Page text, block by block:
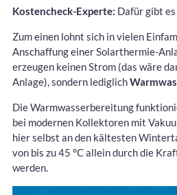
Kostencheck-Experte: Dafür gibt
Zum einen lohnt sich in vielen
Anschaffung einer Solarthermie-
erzeugen keinen Strom (das wäre
Anlage), sondern lediglich
Die Warmwasserbereitung
bei modernen Kollektoren mit
hier selbst an den kältesten
von bis zu 45 °C allein durch die
werden.